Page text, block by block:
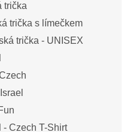
trička
trička s límečkem
trička - UNISEX
- Czech T-Shirt